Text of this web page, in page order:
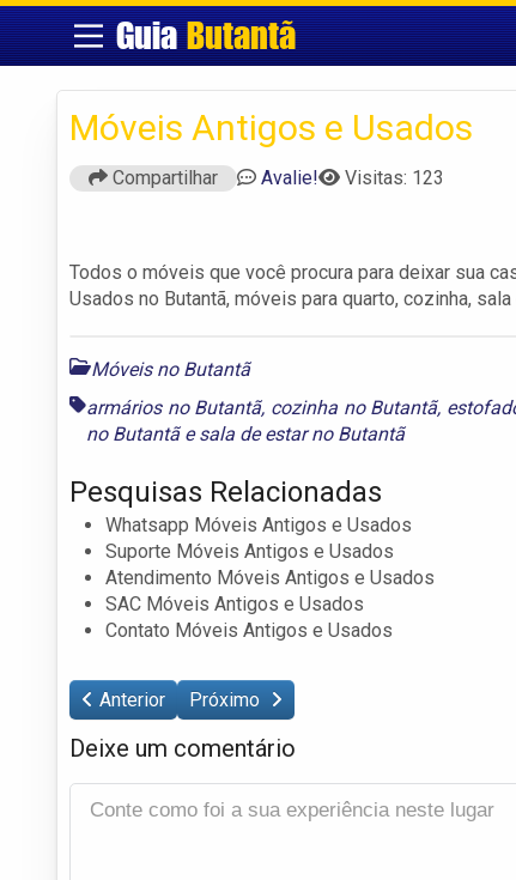
GuiaButantã
Móveis Antigos e Usados
Compartilhar Avalie! Visitas: 123
Todos o móveis que você procura para deixar sua
Usados no Butantã, móveis para quarto, cozinha,
Móveis no Butantã
armários no Butantã, cozinha no Butantã,
no Butantãesala de estar no Butantã
Pesquisas Relacionadas
Whatsapp Móveis Antigos e Usados
Suporte Móveis Antigos e Usados
Atendimento Móveis Antigos e Usados
SAC Móveis Antigos e Usados
Contato Móveis Antigos e Usados
Anterior Próximo
Deixe um comentário